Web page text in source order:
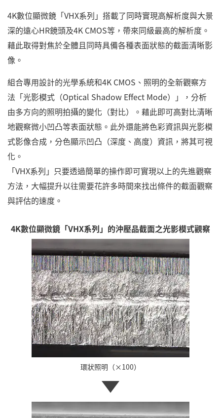
4K數位顯微鏡「VHX系列」搭載了同時實現高解析度與大景
深的遠心HR鏡頭及4K CMOS等，帶來同級最高的解析度。
藉此取得對焦於全體且同時具備各種表面狀態的截面清晰影
像。
組合專用設計的光學系統和4K CMOS、照明的全新觀察方
法「光影模式（Optical Shadow Effect Mode）」，分析
由多方向的照明拍攝的變化（對比）。藉此即可高對比清晰
地觀察微小凹凸等表面狀態。此外還能將色彩資訊與光影模
式影像合成，分色顯示凹凸（深度、高度）資訊，將其可視
化。
「VHX系列」只要透過簡單的操作即可實現以上的先進觀察
方法，大幅提升以往需要花許多時間來找出條件的截面觀察
與評估的速度。
4K數位顯微鏡「VHX系列」的沖壓品截面之光影模式觀察
環狀照明（×100）